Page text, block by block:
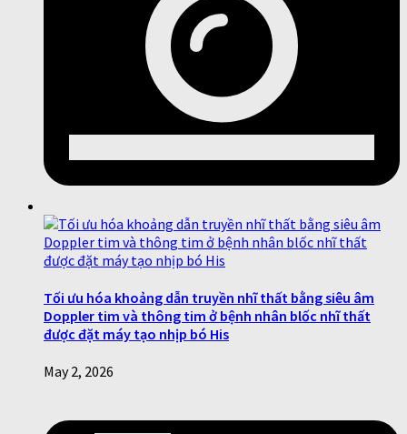
Tối ưu hóa khoảng dẫn truyền nhĩ thất bằng siêu âm
Doppler tim và thông tim ở bệnh nhân blốc nhĩ thất
được đặt máy tạo nhịp bó His
May 2, 2026